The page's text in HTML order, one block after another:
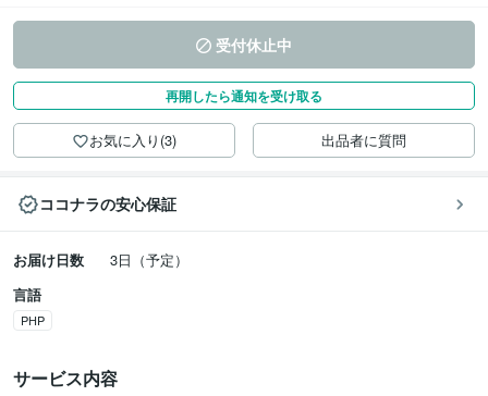
受付休止中
再開したら通知を受け取る
お気に入り(3) 出品者に質問
ココナラの安心保証
お届け日数
3日（予定）
言語
PHP
サービス内容